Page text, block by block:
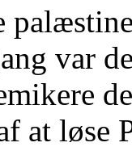
var
at